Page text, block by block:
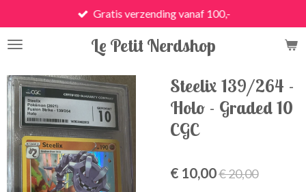
direct
naar
hoofdinhoud
Le Petit Nerdshop
Gratis verzending vanaf 100,-
Steelix 139/264 -
Holo - Graded 10
CGC
€ 10,00€ 20,00